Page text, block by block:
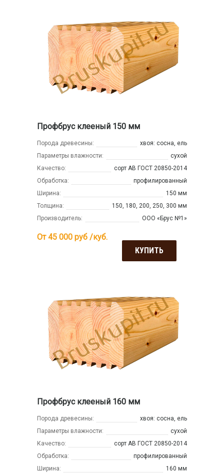
Профбрус клееный 150 мм
Порода древесины:
хвоя: сосна, ель
Параметры влажности:
сухой
Качество:
сорт АВ ГОСТ 20850-2014
Обработка:
профилированный
Ширина:
150 мм
Толщина:
150, 180, 200, 250, 300 мм
Производитель:
ООО «Брус №1»
От 45 000 руб /куб.
КУПИТЬ
Профбрус клееный 160 мм
Порода древесины:
хвоя: сосна, ель
Параметры влажности:
сухой
Качество:
сорт АВ ГОСТ 20850-2014
Обработка:
профилированный
Ширина:
160 мм